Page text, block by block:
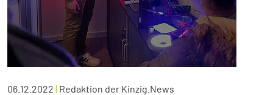
06.12.2022 | Redaktion der Kinzig.News